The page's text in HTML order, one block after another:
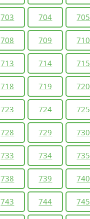
703 704 705
708 709 710
713 714 715
718 719 720
723 724 725
728 729 730
733 734 735
738 739 740
743 744 745